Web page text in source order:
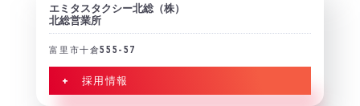
エミタスタクシー北総（株）
北総営業所
富里市十倉555-57
+ 採用情報